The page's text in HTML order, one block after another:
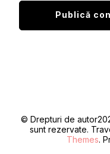
© Drepturi de
sunt rezervate.
Themes.